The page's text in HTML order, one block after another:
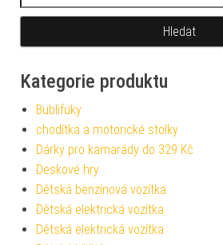
Kategorie produktu
Bublifuky
chodítka a motorické stolky
Dárky pro kamarády do 329 Kč
Deskové hry
Dětská benzínová vozítka
Dětská elektrická vozítka
Dětská elektrická vozítka